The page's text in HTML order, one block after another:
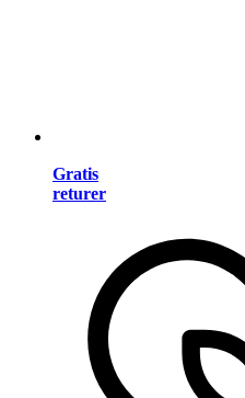
Gratis
returer